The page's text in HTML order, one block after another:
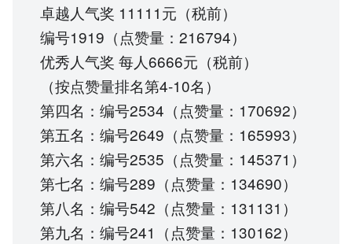
卓越人气奖 11111元（税前）
编号1919（点赞量：216794）
优秀人气奖 每人6666元（税前）
（按点赞量排名第4-10名）
第四名：编号2534（点赞量：170692）
第五名：编号2649（点赞量：165993）
第六名：编号2535（点赞量：145371）
第七名：编号289（点赞量：134690）
第八名：编号542（点赞量：131131）
第九名：编号241（点赞量：130162）